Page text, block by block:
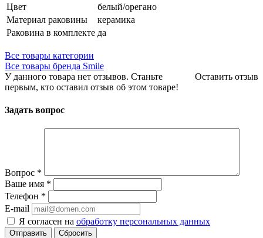
Цвет
белый/орегано
Материал раковины
керамика
Раковина в комплекте да
Все товары категории
Все товары бренда Smile
Оставить отзыв
У данного товара нет отзывов. Станьте
первым, кто оставил отзыв об этом товаре!
Задать вопрос
Вопрос *
Ваше имя *
Телефон *
E-mail
Я согласен на обработку персональных данных
Сбросить